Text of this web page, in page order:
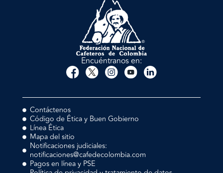
Encuéntranos en:
Contáctenos
Código de Ética y Buen Gobierno
Línea Ética
Mapa del sitio
Notificaciones judiciales:
notificaciones@cafedecolombia.com
Pagos en línea y PSE